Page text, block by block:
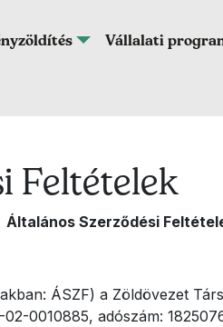
Vállalati
Feltételek
Általános Szerződési
ÁSZF) a Zöldövezet
0010885, adószám: